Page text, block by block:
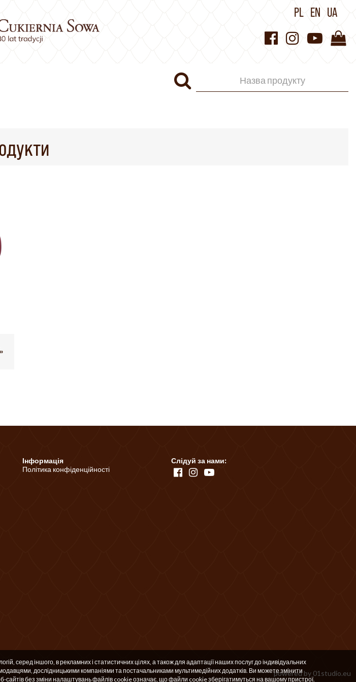
PL EN UA
Інформація
Політика конфіденційності
Слідуй за нами:
powered by 01studio.eu
серед іншого, в рекламних і статистичних цілях, а також для адаптації наших послуг до індивідуальних
дослідницькими компаніями та постачальниками мультимедійних додатків. Ви можете змінити
без зміни налаштувань файлів cookie означає, що файли cookie зберігатимуться на вашому пристрої.